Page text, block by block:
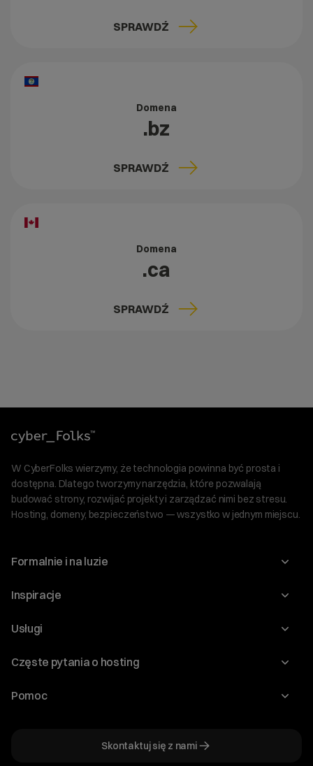
SPRAWDŹ
Domena
.bz
SPRAWDŹ
Domena
.ca
SPRAWDŹ
W CyberFolks wierzymy, że technologia powinna być prosta i
dostępna. Dlatego tworzymy narzędzia, które pozwalają
budować strony, rozwijać projekty i zarządzać nimi bez stresu.
Hosting, domeny, bezpieczeństwo — wszystko w jednym miejscu.
Formalnie i na luzie
O nas
Program Korzyści dla Inwestorów
Regulaminy i specyfikacje
Inspiracje
Blog
WordPress
Audyt stron
Usługi
Domeny
Hosting dla WooCommerce
Częste pytania o hosting
Jak przenieść stronę?
Pomoc
Skontaktuj się z nami